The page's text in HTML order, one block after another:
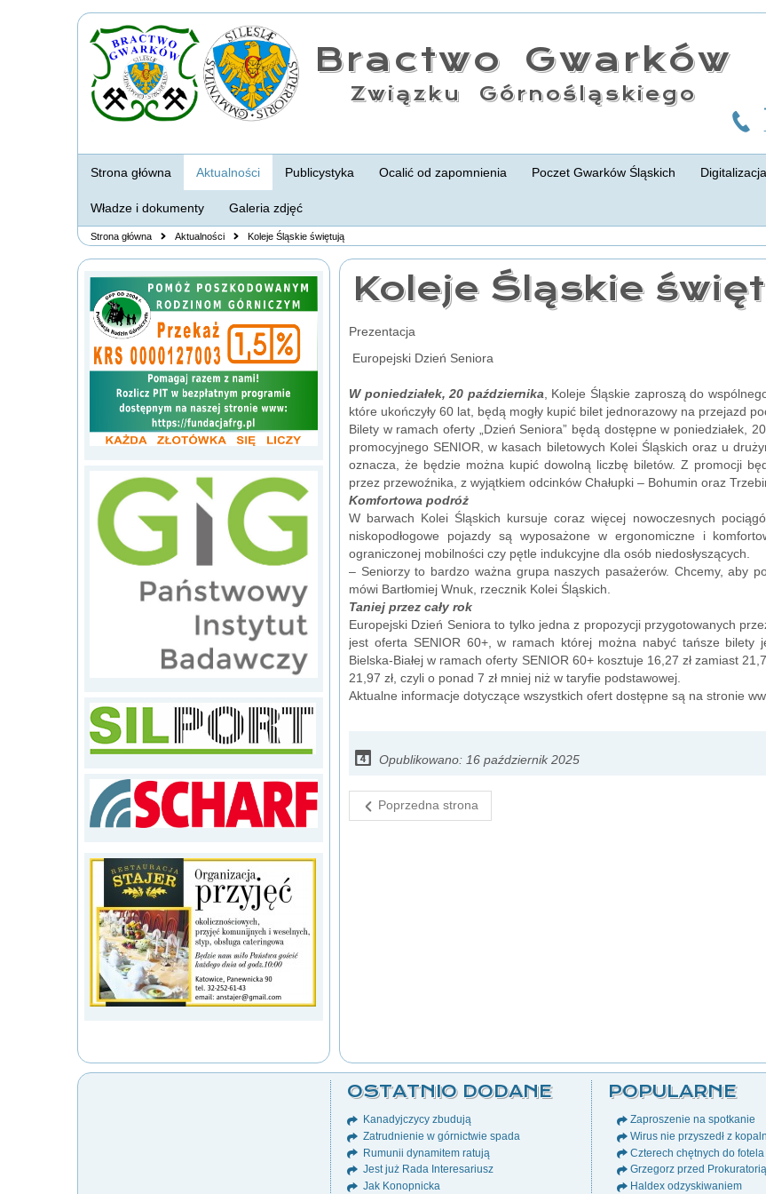
Bractwo Gwarków
Związku Górnośląskiego
Strona główna Aktualności Publicystyka Ocalić od zapomnienia Poczet Gwarków Śląskich Digitalizacja
Władze i dokumenty Galeria zdjęć
Strona główna Aktualności Koleje Śląskie świętują
Koleje Śląskie
Prezentacja
Europejski Dzień Seniora
W poniedziałek, 20 października, Koleje Śląskie zaproszą do
które ukończyły 60 lat, będą mogły kupić bilet jednorazowy na przejazd
Bilety w ramach oferty „Dzień Seniora” będą dostępne w poniedziałek,
promocyjnego SENIOR, w kasach biletowych Kolei Śląskich oraz u
oznacza, że będzie można kupić dowolną liczbę biletów. Z promocji
przez przewoźnika, z wyjątkiem odcinków Chałupki – Bohumin oraz
Komfortowa podróż
W barwach Kolei Śląskich kursuje coraz więcej nowoczesnych
niskopodłogowe pojazdy są wyposażone w ergonomiczne i
ograniczonej mobilności czy pętle indukcyjne dla osób niedosłyszących.
– Seniorzy to bardzo ważna grupa naszych pasażerów. Chcemy, aby
mówi Bartłomiej Wnuk, rzecznik Kolei Śląskich.
Taniej przez cały rok
Europejski Dzień Seniora to tylko jedna z propozycji przygotowanych
jest oferta SENIOR 60+, w ramach której można nabyć tańsze bilety
Bielska-Białej w ramach oferty SENIOR 60+ kosztuje 16,27 zł zamiast
21,97 zł, czyli o ponad 7 zł mniej niż w taryfie podstawowej.
Aktualne informacje dotyczące wszystkich ofert dostępne są na stronie
Opublikowano: 16 październik 2025
Poprzedna strona
OSTATNIO DODANE
Kanadyjczycy zbudują
Zatrudnienie w górnictwie spada
Rumunii dynamitem ratują
Jest już Rada Interesariusz
Jak Konopnicka
POPULARNE
Zaproszenie na spotkanie
Wirus nie przyszedł z
Czterech chętnych do
Grzegorz przed Prokuratorią
Haldex odzyskiwaniem